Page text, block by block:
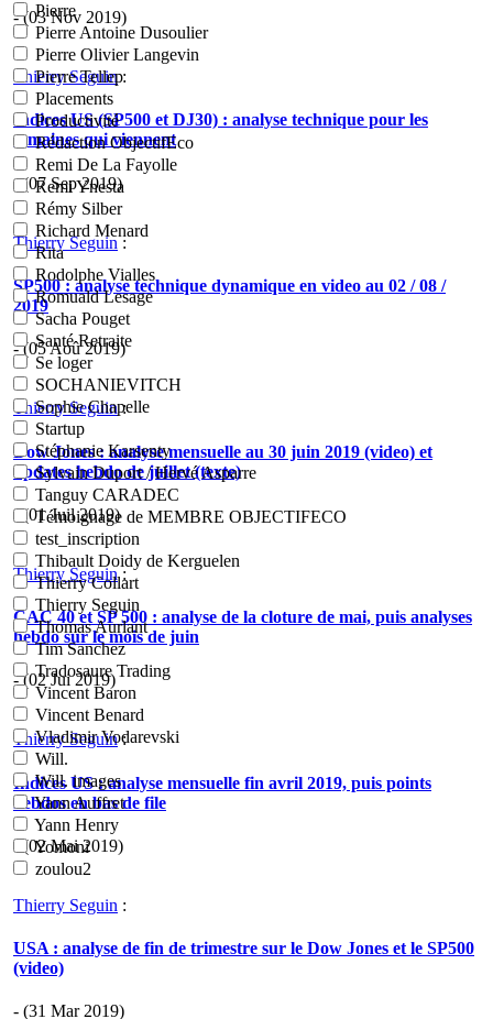
Pierre
Pierre Antoine Dusoulier
Pierre Olivier Langevin
Pierre Tellep
Placements
Productivité
Rédaction ObjectifEco
Remi De La Fayolle
Remi Ynesta
Rémy Silber
Richard Menard
Rita
Rodolphe Vialles
Romuald Lesage
Sacha Pouget
Santé Retraite
Se loger
SOCHANIEVITCH
Sophie Chapelle
Startup
Stéphanie Karsenty
Sylvain Duport / Hervé Asparre
Tanguy CARADEC
Témoignage de MEMBRE OBJECTIFECO
test_inscription
Thibault Doidy de Kerguelen
Thierry Collart
Thierry Seguin
Thomas Aurlant
Tim Sanchez
Tradosaure Trading
Vincent Baron
Vincent Benard
Vladimir Vodarevski
Will.
Will. images
Yann Auffret
Yann Henry
Yomoni
zoulou2
- (03 Nov 2019)
Thierry Seguin:
Indices US (SP500 et DJ30) : analyse technique pour les
semaines qui viennent
- (07 Sep 2019)
Thierry Seguin:
SP500 : analyse technique dynamique en video au 02 / 08 /
2019
- (05 Aoû 2019)
Thierry Seguin:
Dow Jones : analyse mensuelle au 30 juin 2019 (video) et
updates hebdo de juillet (texte)
- (01 Juil 2019)
Thierry Seguin:
CAC 40 et SP 500 : analyse de la cloture de mai, puis analyses
hebdo sur le mois de juin
- (02 Jui 2019)
Thierry Seguin:
Indices US : analyse mensuelle fin avril 2019, puis points
hebdos en bas de file
- (02 Mai 2019)
Thierry Seguin :
USA : analyse de fin de trimestre sur le Dow Jones et le SP500
(video)
- (31 Mar 2019)